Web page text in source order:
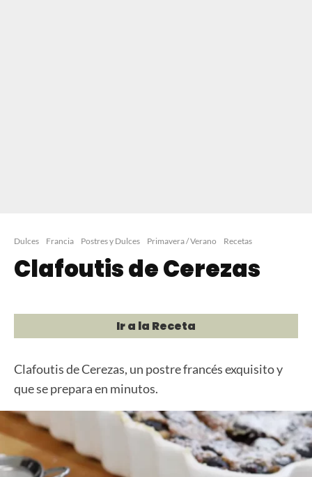
Dulces Francia Postres y Dulces Primavera / Verano Recetas
Clafoutis de Cerezas
Ir a la Receta
Clafoutis de Cerezas, un postre francés exquisito y
que se prepara en minutos.